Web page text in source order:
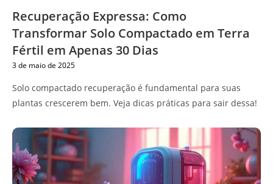
Recuperação Expressa: Como
Transformar Solo Compactado em Terra
Fértil em Apenas 30 Dias
3 de maio de 2025
Solo compactado recuperação é fundamental para suas
plantas crescerem bem. Veja dicas práticas para sair dessa!